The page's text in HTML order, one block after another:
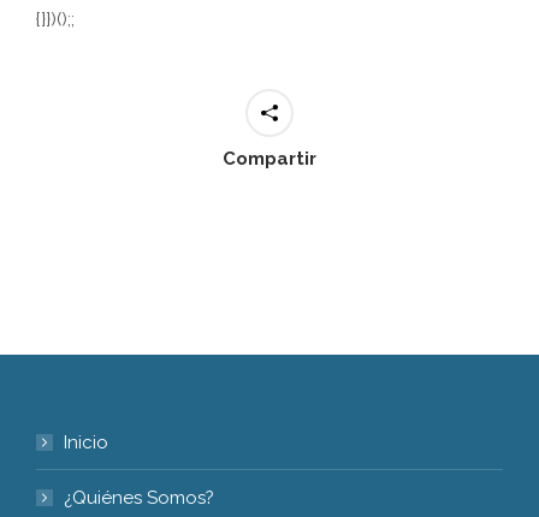
{}})();;
Compartir
Inicio
¿Quiénes Somos?